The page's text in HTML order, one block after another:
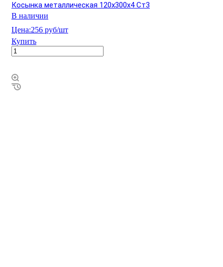
Косынка металлическая 120х300х4 Ст3
В наличии
Цена:256 руб/шт
Купить